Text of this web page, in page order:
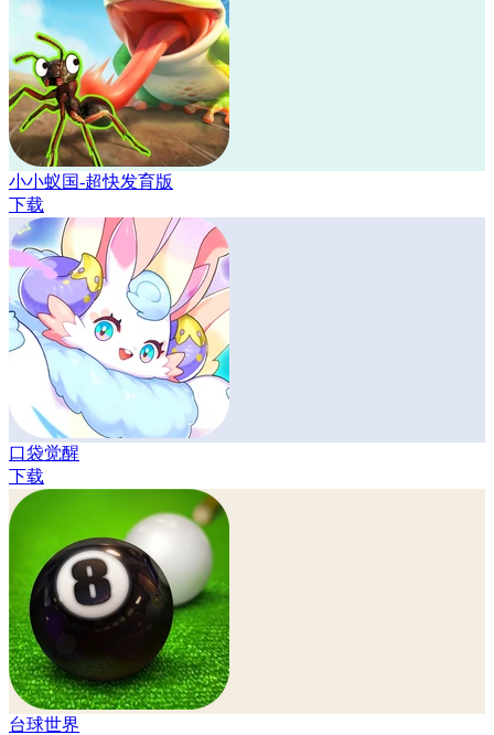
小小蚁国-超快发育版
下载
口袋觉醒
下载
台球世界